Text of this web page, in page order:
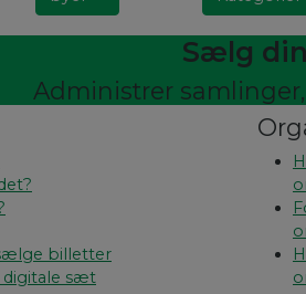
Sælg
Administrer
billetter
digitale sæt